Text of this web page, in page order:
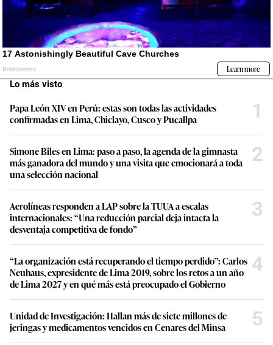
Lo más visto
Papa León XIV en Perú: estas son todas las actividades
confirmadas en Lima, Chiclayo, Cusco y Pucallpa
1
Simone Biles en Lima: paso a paso, la agenda de la gimnasta
más ganadora del mundo y una visita que emocionará a toda
una selección nacional
2
Aerolíneas responden a LAP sobre la TUUA a escalas
internacionales: “Una reducción parcial deja intacta la
desventaja competitiva de fondo”
3
“La organización está recuperando el tiempo perdido”: Carlos
Neuhaus, expresidente de Lima 2019, sobre los retos a un año
de Lima 2027 y en qué más está preocupado el Gobierno
4
Unidad de Investigación: Hallan más de siete millones de
jeringas y medicamentos vencidos en Cenares del Minsa
5